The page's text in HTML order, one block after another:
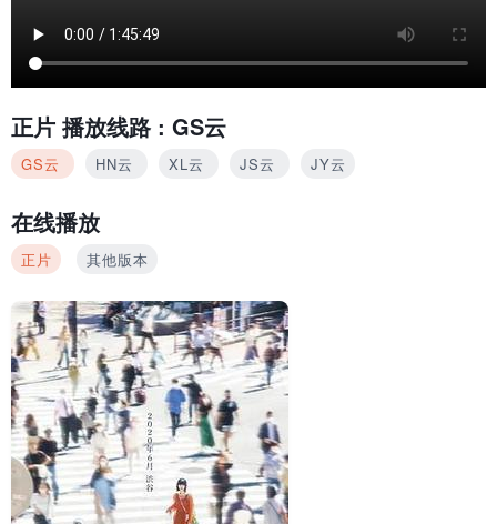
正片 播放线路 : GS云
GS云 HN云 XL云 JS云 JY云
在线播放
正片 其他版本